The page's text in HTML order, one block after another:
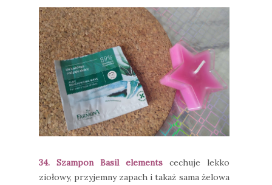
34. Szampon Basil elementscechuje lekko
ziołowy, przyjemny zapach i takaż sama żelowa